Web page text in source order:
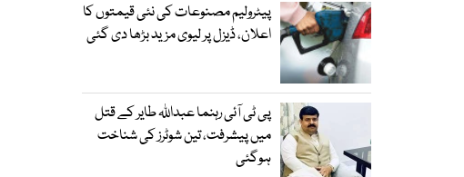
پیٹرولیم مصنوعات کی نئی قیمتوں کا
اعلان، ڈیزل پر لیوی مزید بڑھا دی گئی
پی ٹی آئی رہنما عبداللہ طایر کے قتل
میں پیشرفت، تین شوٹرز کی شناخت
ہوگئی